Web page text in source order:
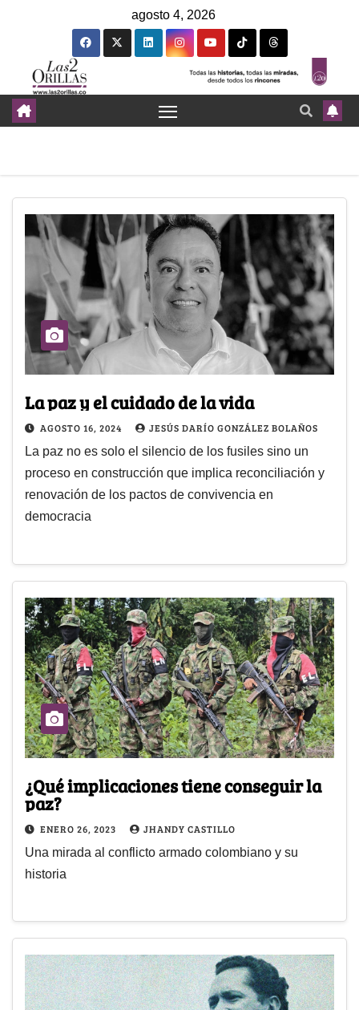
agosto 4, 2026
La paz y el cuidado de la vida
AGOSTO 16, 2024 JESÚS DARÍO GONZÁLEZ BOLAÑOS
La paz no es solo el silencio de los fusiles sino un
proceso en construcción que implica reconciliación y
renovación de los pactos de convivencia en
democracia
¿Qué implicaciones tiene conseguir la
paz?
ENERO 26, 2023 JHANDY CASTILLO
Una mirada al conflicto armado colombiano y su
historia